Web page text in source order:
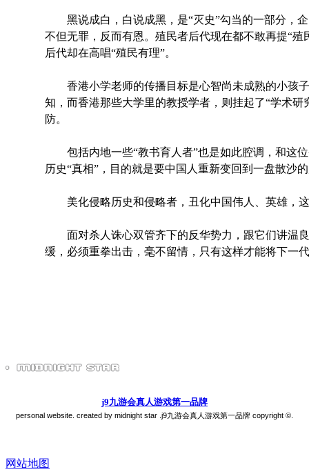
黑说成白，白说成黑，是“灭史”勾当的一部分，企
不但无罪，反而有恩。殖民者后代现在都不敢再提“殖
后代却在高唱“殖民有理”。
香港小学老师的传播目标是心智尚未成熟的小孩子
知，而香港那些大学里的教授学者，则挂起了“学术研
防。
包括内地一些“教书育人者”也是如此腔调，和这位
历史“真相”，目的就是要中国人重新变回到一盘散沙
美化侵略历史和侵略者，丑化中国伟人、英雄，这
面对杀人诛心双管齐下的反华势力，跟它们讲温良
缓，必须重拳出击，毫不留情，只有这样才能将下一
j9九游会真人游戏第一品牌
personal website. created by midnight star .j9九游会真人游戏第一品牌 copyright ©.
网站地图